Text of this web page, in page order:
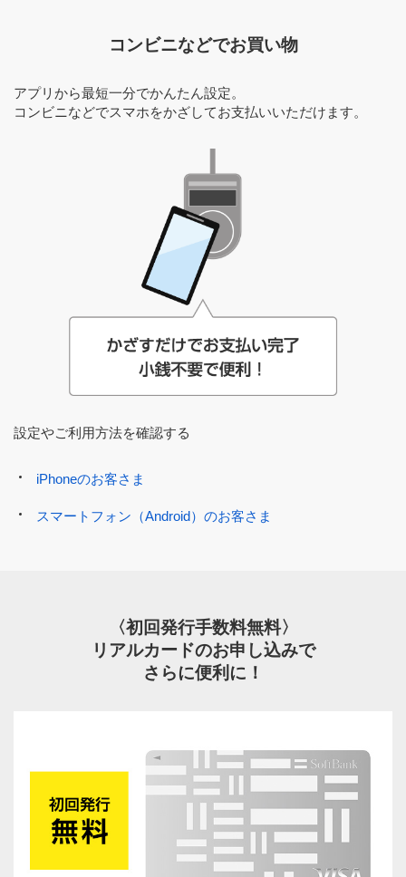
コンビニなどでお買い物
アプリから最短一分でかんたん設定。
コンビニなどでスマホをかざしてお支払いいただけます。
設定やご利用方法を確認する
iPhoneのお客さま
スマートフォン（Android）のお客さま
〈初回発行手数料無料〉
リアルカードのお申し込みで
さらに便利に！